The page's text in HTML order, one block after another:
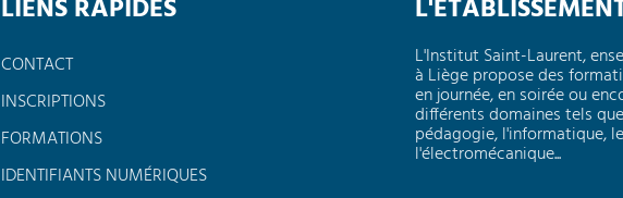
LIENS RAPIDES
CONTACT
INSCRIPTIONS
FORMATIONS
IDENTIFIANTS NUMÉRIQUES
L'Institut Saint-Laurent,
à Liège propose des
en journée, en soirée ou
différents domaines tels
pédagogie, l'informatique,
l'électromécanique...